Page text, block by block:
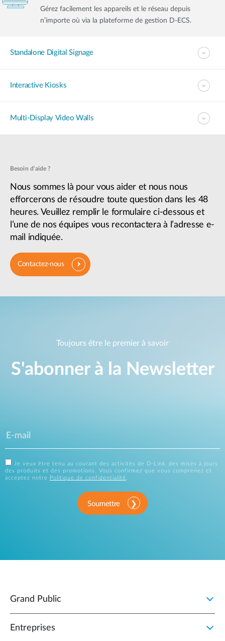
Gérez facilement les appareils et le réseau depuis
n’importe où via la plateforme de gestion D-ECS.
Standalone Digital Signage​
Interactive Kiosks
Multi-Display Video Walls
Besoin d'aide ?
Nous sommes là pour vous aider et nous nous
efforcerons de résoudre toute question dans les 48
heures. Veuillez remplir le formulaire ci-dessous et
l’une de nos équipes vous recontactera à l’adresse e-
mail indiquée.
Contactez-nous
Toujours être le premier à savoir
S'abonner à la Newsletter
Je veux être tenu au courant des activités de D-Link, des mises à jours
des produits et des promotions. Vous confirmez que vous comprenez et
acceptez notre
Politique de confidentialité
Soumettre
Grand Public
Entreprises